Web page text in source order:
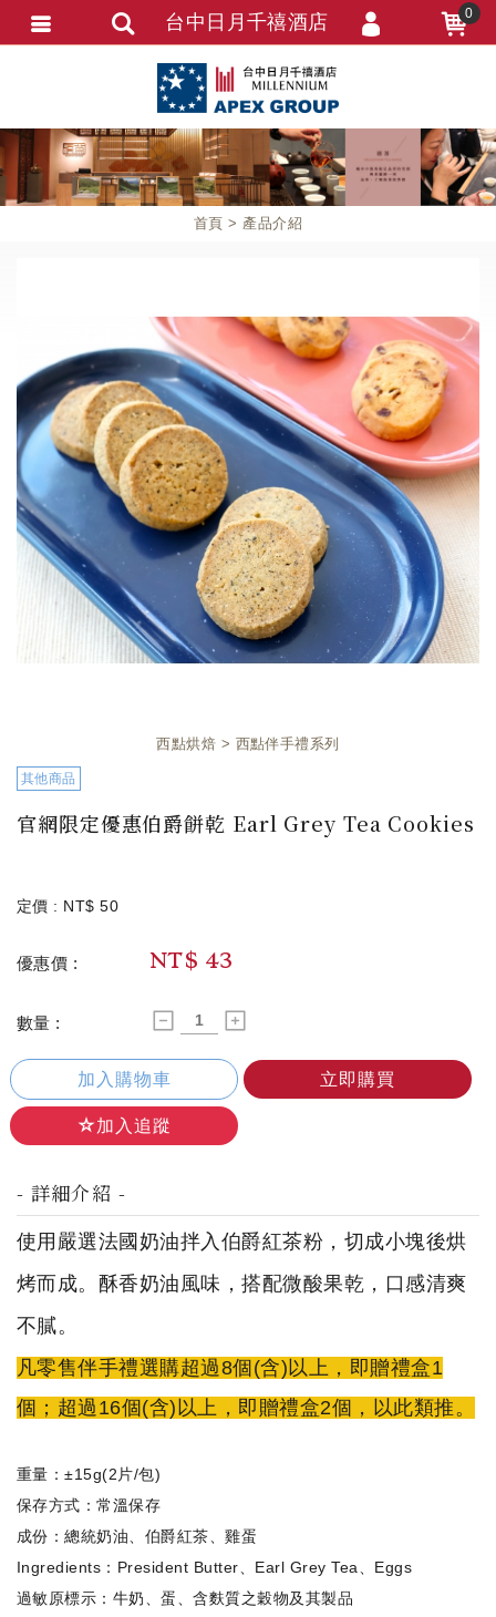
首頁 產品介紹
西點烘焙 西點伴手禮系列
其他商品
官網限定優惠伯爵餅乾 Earl Grey Tea Cookies
定價 : NT$ 50
優惠價 : NT$ 43
數量 :
加入購物車 立即購買
加入追蹤
- 詳細介紹 -
使用嚴選法國奶油拌入伯爵紅茶粉，切成小塊後烘
烤而成。酥香奶油風味，搭配微酸果乾，口感清爽
不膩。
凡零售伴手禮選購超過8個(含)以上，即贈禮盒1
個；超過16個(含)以上，即贈禮盒2個，以此類推。
重量：±15g(2片/包)
保存方式：常溫保存
成份：總統奶油、伯爵紅茶、雞蛋
Ingredients：President Butter、Earl Grey Tea、Eggs
過敏原標示：牛奶、蛋、含麩質之穀物及其製品
台中日月千禧酒店 0
會員登入
會員註冊
忘記密碼
訂單資訊